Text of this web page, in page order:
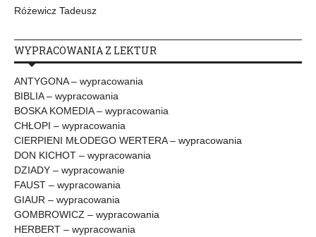
Różewicz Tadeusz
WYPRACOWANIA Z LEKTUR
ANTYGONA – wypracowania
BIBLIA – wypracowania
BOSKA KOMEDIA – wypracowania
CHŁOPI – wypracowania
CIERPIENI MŁODEGO WERTERA – wypracowania
DON KICHOT – wypracowania
DZIADY – wypracowanie
FAUST – wypracowania
GIAUR – wypracowania
GOMBROWICZ – wypracowania
HERBERT – wypracowania